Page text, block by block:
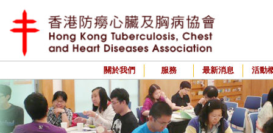
關於我們 服務 最新消息 活動